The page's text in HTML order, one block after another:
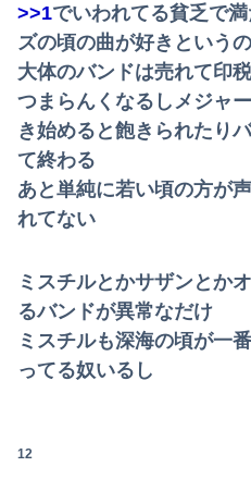
【訃報】人気Vtuberの犬、
【速報】ジャンポケ斎藤、求
【日向坂46】歴代の“点数”
>>1でいわれてる貧乏で
ズの頃の曲が好きという
大体のバンドは売れて印
つまらんくなるしメジャ
き始めると飽きられたり
て終わる
あと単純に若い頃の方が
れてない
ミスチルとかサザンとか
るバンドが異常なだけ
ミスチルも深海の頃が一
ってる奴いるし
12